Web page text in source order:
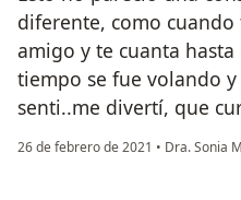
diferente, como
amigo y te cuanta
tiempo se fue volando
senti..me divertí, que
26 de febrero de 2021 • Dra. Sonia